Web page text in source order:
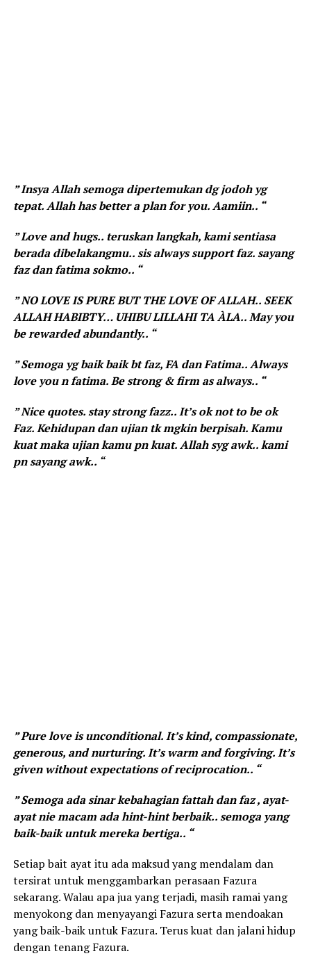
” Insya Allah semoga dipertemukan dg jodoh yg
tepat. Allah has better a plan for you. Aamiin.. “
” Love and hugs.. teruskan langkah, kami sentiasa
berada dibelakangmu.. sis always support faz. sayang
faz dan fatima sokmo.. “
” NO LOVE IS PURE BUT THE LOVE OF ALLAH.. SEEK
ALLAH HABIBTY… UHIBU LILLAHI TA ÀLA.. May you
be rewarded abundantly.. “
” Semoga yg baik baik bt faz, FA dan Fatima.. Always
love you n fatima. Be strong & firm as always.. “
” Nice quotes. stay strong fazz.. It’s ok not to be ok
Faz. Kehidupan dan ujian tk mgkin berpisah. Kamu
kuat maka ujian kamu pn kuat. Allah syg awk.. kami
pn sayang awk.. “
” Pure love is unconditional. It’s kind, compassionate,
generous, and nurturing. It’s warm and forgiving. It’s
given without expectations of reciprocation.. “
” Semoga ada sinar kebahagian fattah dan faz , ayat-
ayat nie macam ada hint-hint berbaik.. semoga yang
baik-baik untuk mereka bertiga.. “
Setiap bait ayat itu ada maksud yang mendalam dan
tersirat untuk menggambarkan perasaan Fazura
sekarang. Walau apa jua yang terjadi, masih ramai yang
menyokong dan menyayangi Fazura serta mendoakan
yang baik-baik untuk Fazura. Terus kuat dan jalani hidup
dengan tenang Fazura.